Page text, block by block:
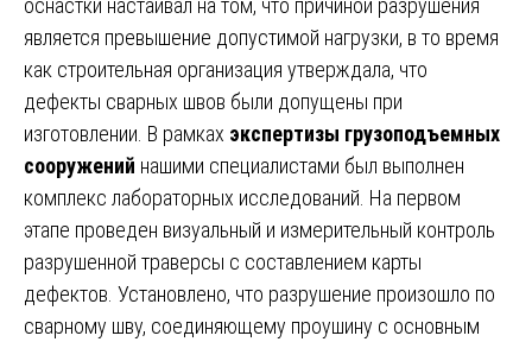
оснастки настаивал на том, что причиной разрушения
является превышение допустимой нагрузки, в то время
как строительная организация утверждала, что
дефекты сварных швов были допущены при
изготовлении. В рамках экспертизы грузоподъемных
сооружений нашими специалистами был выполнен
комплекс лабораторных исследований. На первом
этапе проведен визуальный и измерительный контроль
разрушенной траверсы с составлением карты
дефектов. Установлено, что разрушение произошло по
сварному шву, соединяющему проушину с основным